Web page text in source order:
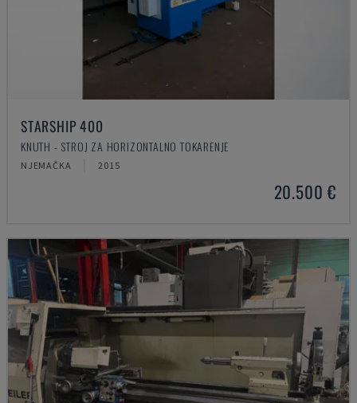
STARSHIP 400
KNUTH - STROJ ZA HORIZONTALNO TOKARENJE
NJEMAČKA 2015
20.500 €